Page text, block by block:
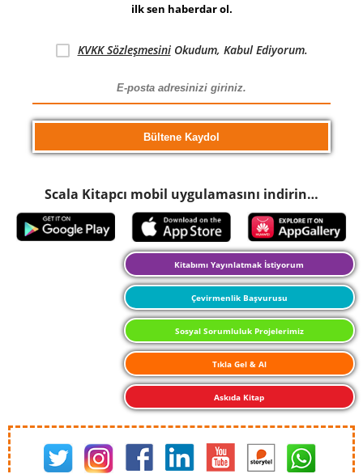
ilk sen haberdar ol.
KVKK SözleşmesiniOkudum, Kabul Ediyorum.
Scala Kitapcı mobil uygulamasını indirin…
Kitabımı Yayınlatmak İstiyorum
Çevirmenlik Başvurusu
Sosyal Sorumluluk Projelerimiz
Tıkla Gel & Al
Askıda Kitap